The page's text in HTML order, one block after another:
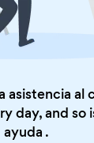
asistencia al
day, and so
ayuda .